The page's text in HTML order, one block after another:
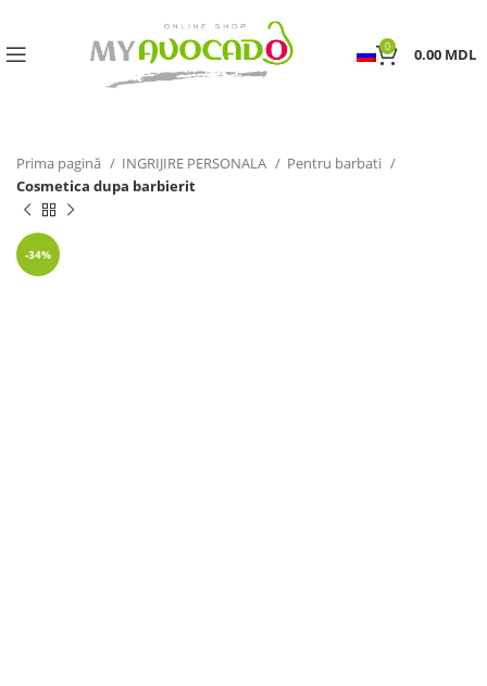
0 0.00 MDL
Prima pagină INGRIJIRE PERSONALA
Pentru barbati
Cosmetica dupa barbierit
-34%